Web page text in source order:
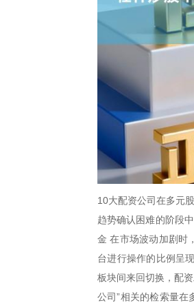
10大配资公司在多元
趋势确认困难的阶段
金 在市场波动加剧时
台进行操作的比例呈
板块间来回切换，配
公司”相关的检索量在